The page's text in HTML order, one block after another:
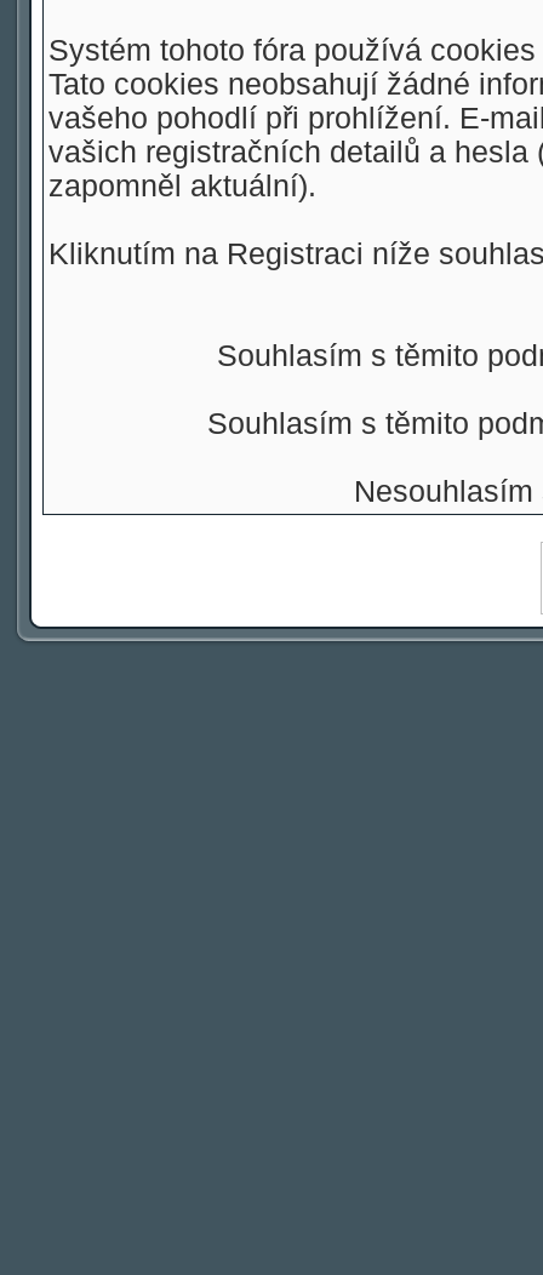
Systém tohoto fóra používá
Tato cookies neobsahují žádné
vašeho pohodlí při prohlížení. E-
vašich registračních detailů a
zapomněl aktuální).
Kliknutím na Registraci níže
Souhlasím s těmito
Souhlasím s těmito